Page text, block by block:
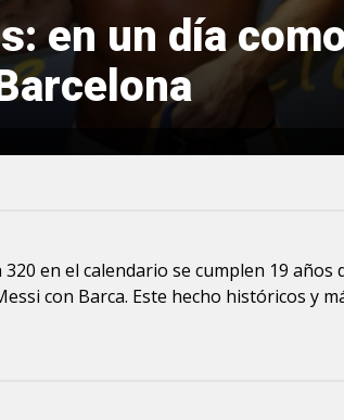
en un día
en el calendario se cumplen 19
con Barca. Este hecho históricos y